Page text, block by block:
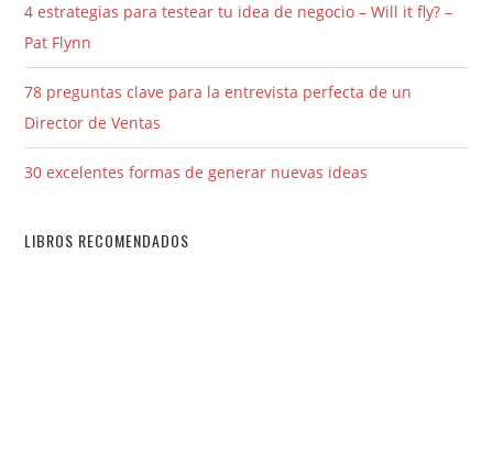
4 estrategias para testear tu idea de negocio – Will it fly? –
Pat Flynn
78 preguntas clave para la entrevista perfecta de un
Director de Ventas
30 excelentes formas de generar nuevas ideas
LIBROS RECOMENDADOS